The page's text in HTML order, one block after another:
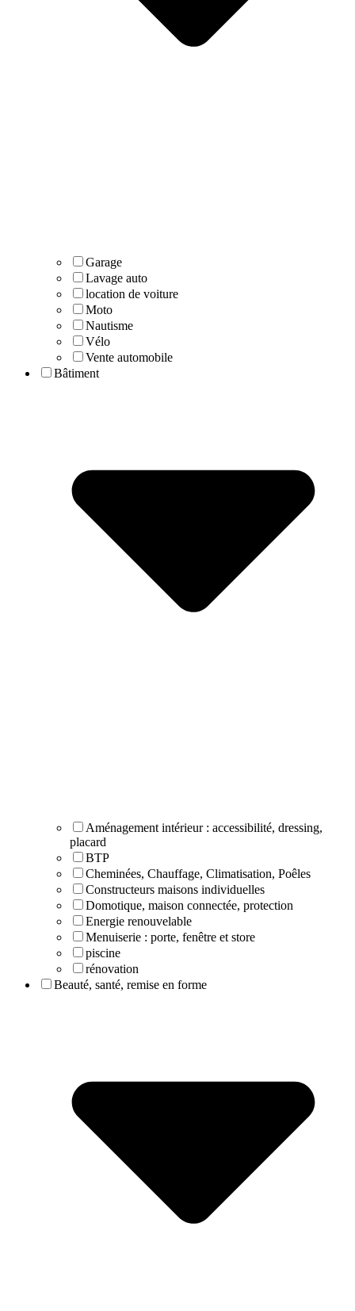
Garage
Lavage auto
location de voiture
Moto
Nautisme
Vélo
Vente automobile
Bâtiment
Aménagement intérieur : accessibilité, dressing,
placard
BTP
Cheminées, Chauffage, Climatisation, Poêles
Constructeurs maisons individuelles
Domotique, maison connectée, protection
Energie renouvelable
Menuiserie : porte, fenêtre et store
piscine
rénovation
Beauté, santé, remise en forme